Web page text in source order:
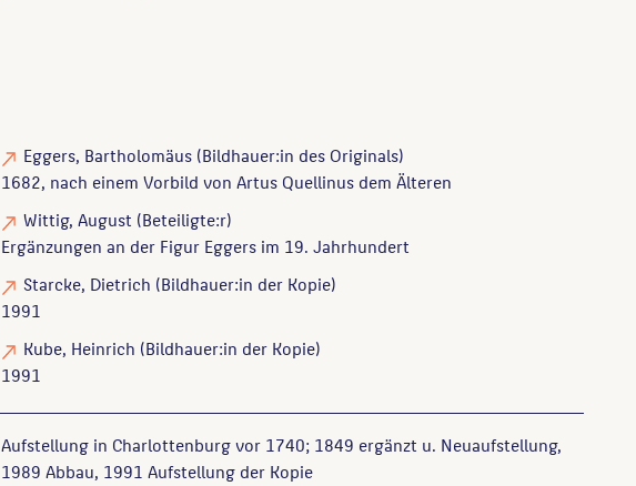
Eggers, Bartholomäus (Bildhauer:in des Originals)
1682, nach einem Vorbild von Artus Quellinus dem Älteren
Wittig, August (Beteiligte:r)
Ergänzungen an der Figur Eggers im 19. Jahrhundert
Starcke, Dietrich (Bildhauer:in der Kopie)
1991
Kube, Heinrich (Bildhauer:in der Kopie)
1991
Aufstellung in Charlottenburg vor 1740; 1849 ergänzt u. Neuaufstellung,
1989 Abbau, 1991 Aufstellung der Kopie